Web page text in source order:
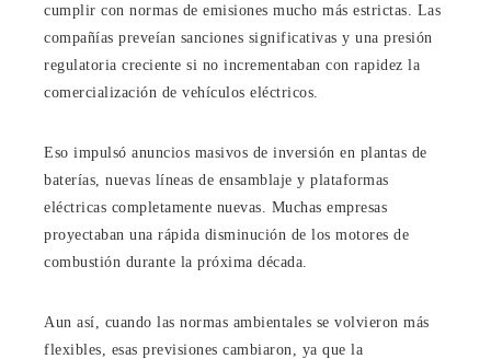
cumplir con normas de emisiones mucho más estrictas. Las
compañías preveían sanciones significativas y una presión
regulatoria creciente si no incrementaban con rapidez la
comercialización de vehículos eléctricos.
Eso impulsó anuncios masivos de inversión en plantas de
baterías, nuevas líneas de ensamblaje y plataformas
eléctricas completamente nuevas. Muchas empresas
proyectaban una rápida disminución de los motores de
combustión durante la próxima década.
Aun así, cuando las normas ambientales se volvieron más
flexibles, esas previsiones cambiaron, ya que la